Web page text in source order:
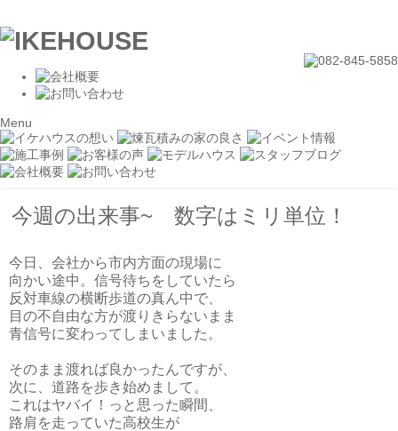
Menu
今週の出来事~ 数字はミリ単位！
今日、会社から市内方面の現場に
向かい途中。信号待ちをしていたら
反対車線の横断歩道の真ん中で、
目の不自由な方が渡りきらないまま
青信号に変わってしまいました。
そのまま渡れば良かったんですが、
次に、道路を歩き始めまして。
これはヤバイ！っと思った瞬間、
路肩を走っていた高校生が